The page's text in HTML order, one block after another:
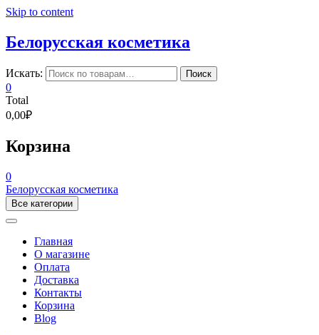
Skip to content
Белорусская косметика
Искать: Поиск
0
Total
0,00₽
Корзина
0
Белорусская косметика
Все категории
Главная
О магазине
Оплата
Доставка
Контакты
Корзина
Blog